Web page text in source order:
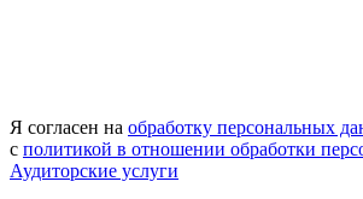
Я согласен на обработку персональных
с политикой в отношении обработки
Аудиторские услуги